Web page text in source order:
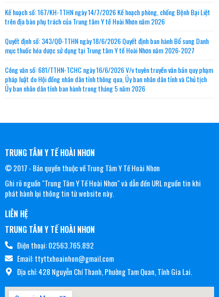
Kế hoạch số: 167/KH-TTHN ngày 14/7/2026 Kế hoạch phòng, chống Bệnh Bại Liệt
trên địa bàn phụ trách của Trung tâm Y tế Hoài Nhơn năm 2026
Quyết định số: 343/QĐ-TTHN ngày 18/6/2026 Quyết định ban hành Bổ sung Danh
mục thuốc hóa dược sử dụng tại Trung tâm Y tế Hoài Nhơn năm 2026-2027
Công văn số: 681/TTHN-TCHC ngày 16/6/2026 V/v tuyên truyền văn bản quy phạm
pháp luật do Hội đồng nhân dân tỉnh thông qua, Ủy ban nhân dân tỉnh và Chủ tịch
Ủy ban nhân dân tỉnh ban hành trong tháng 5 năm 2026
TRUNG TÂM Y TẾ HOÀI NHƠN
© 2017 - Bản quyền thuộc về Trung Tâm Y Tế Hoài Nhơn
Ghi rõ nguồn "Trung Tâm Y Tế Hoài Nhơn" và dẫn đến URL nguồn tin khi
phát hành lại thông tin từ website này.
LIÊN HỆ
TRUNG TÂM Y TẾ HOÀI NHƠN
Điện thoại: 02563.765.892
Email: ttyttxhoainhon@gmail.com
Địa chỉ: 428 Nguyễn Chí Thanh, Phường Tam Quan, Tỉnh Gia Lai.